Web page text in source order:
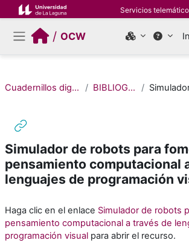
Salta al contenido principal Servicios
Panel lateral
/OCW
Cuadernillos digitales de Pensamiento Computacional (Edición 2022) BIBLIOGRAFÍA / MATERIALES DE CONSULTA
Simulador de robots para
pensamiento computacional
lenguajes de programación
Haga clic en el enlace Simulador de robots
pensamiento computacional a través de
programación visual para abrir el recurso.